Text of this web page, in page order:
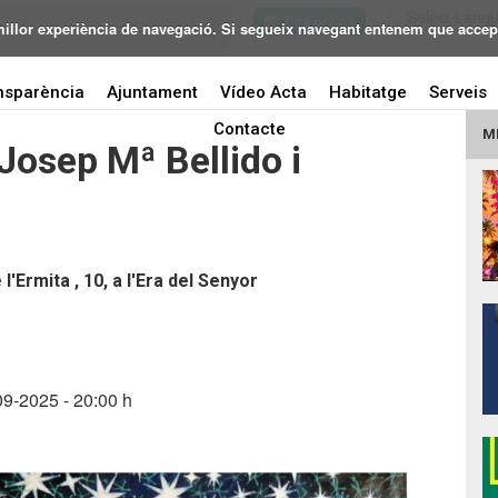
experiència de navegació. Si segueix navegant entenem que
L'eclipsi 2026
Mobilitat
Cita prèvia
Ajuntament Vídeo Acta Habitatge Serveis
Contacte
Mª Bellido i
, 10, a l'Era del Senyor
2025 - 20:00 h